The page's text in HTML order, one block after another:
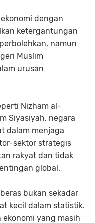
dengan
ketergantungan
namun
Muslim
urusan
Nizham al-
Siyasiyah, negara
dalam menjaga
sektor strategis
rakyat dan tidak
global.
bukan sekadar
kecil dalam statistik.
ekonomi yang masih